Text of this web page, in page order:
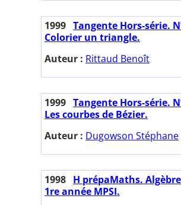
1999 Tangente Hors-série.
Colorier un triangle.
Auteur : Rittaud Benoît
1999 Tangente Hors-série.
Les courbes de Bézier.
Auteur : Dugowson Stéphane
1998 H prépaMaths.
1re année MPSI.